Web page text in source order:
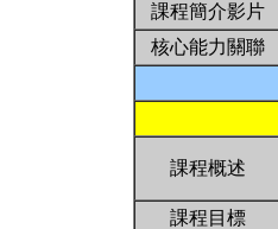
課程簡介影片
核心能力關聯
課程概述
課程目標